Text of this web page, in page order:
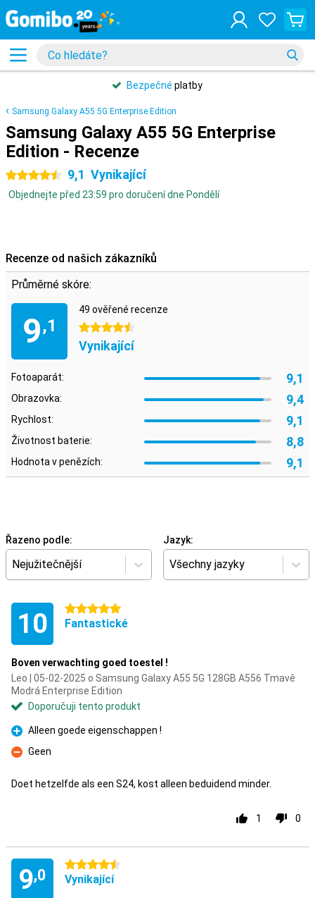
Bezpečné platby
Samsung Galaxy A55 5G Enterprise Edition
Samsung Galaxy A55 5G Enterprise
Edition - Recenze
4.5 hvězdičky 9,1 Vynikající
Objednejte před 23:59 pro doručení dne Pondělí
Recenze od našich zákazníků
Průměrné skóre:
9,1
49 ověřené recenze
4.5 hvězdičky
Vynikající
Fotoaparát: 9,1
Obrazovka: 9,4
Rychlost: 9,1
Životnost baterie: 8,8
Hodnota v penězích: 9,1
Řazeno podle:
Nejužitečnější
Jazyk:
Všechny jazyky
10 5 hvězdičky
Fantastické
Boven verwachting goed toestel !
Leo | 05-02-2025 o Samsung Galaxy A55 5G 128GB A556 Tmavě
Modrá Enterprise Edition
Doporučuji tento produkt
Pro
Alleen goede eigenschappen !
Proti
Geen
Doet hetzelfde als een S24, kost alleen beduidend minder.
1 0
9,0
4.5 hvězdičky
Vynikající